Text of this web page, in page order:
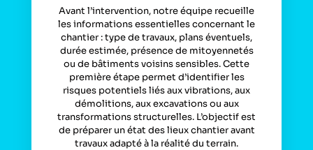
Avant l’intervention, notre équipe recueille
les informations essentielles concernant le
chantier : type de travaux, plans éventuels,
durée estimée, présence de mitoyennetés
ou de bâtiments voisins sensibles. Cette
première étape permet d’identifier les
risques potentiels liés aux vibrations, aux
démolitions, aux excavations ou aux
transformations structurelles. L’objectif est
de préparer un état des lieux chantier avant
travaux adapté à la réalité du terrain.